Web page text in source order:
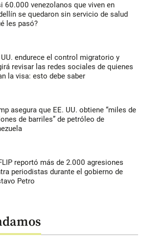
60.000 venezolanos que viven en
se quedaron sin servicio de salud
les pasó?
UU. endurece el control migratorio y
revisar las redes sociales de quienes
la visa: esto debe saber
asegura que EE. UU. obtiene “miles de
de barriles” de petróleo de
reportó más de 2.000 agresiones
periodistas durante el gobierno de
Petro